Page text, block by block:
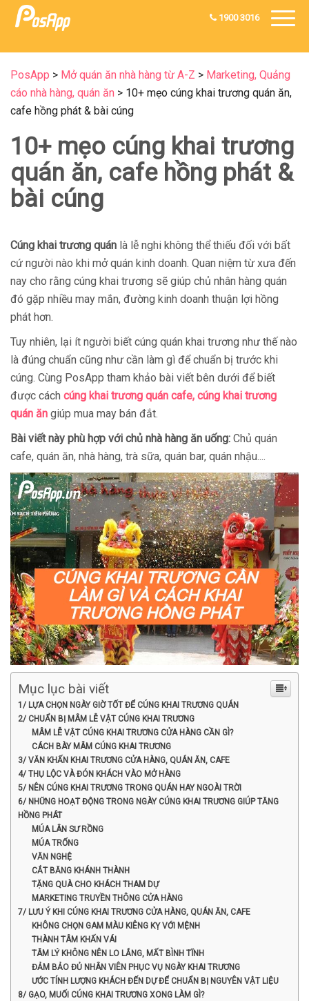
1900 3016
PosApp > Mở quán ăn nhà hàng từ A-Z > Marketing, Quảng
cáo nhà hàng, quán ăn > 10+ mẹo cúng khai trương quán ăn,
cafe hồng phát & bài cúng
10+ mẹo cúng khai trương
quán ăn, cafe hồng phát &
bài cúng
Cúng khai trương quán là lễ nghi không thể thiếu đối với bất
cứ người nào khi mở quán kinh doanh. Quan niệm từ xưa đến
nay cho rằng cúng khai trương sẽ giúp chủ nhân hàng quán
đó gặp nhiều may mắn, đường kinh doanh thuận lợi hồng
phát hơn.
Tuy nhiên, lại ít người biết cúng quán khai trương như thế nào
là đúng chuẩn cũng như cần làm gì để chuẩn bị trước khi
cúng. Cùng PosApp tham khảo bài viết bên dưới để biết
được cách cúng khai trương quán cafe, cúng khai trương
quán ăn giúp mua may bán đắt.
Bài viết này phù hợp với chủ nhà hàng ăn uống: Chủ quán
cafe, quán ăn, nhà hàng, trà sữa, quán bar, quán nhậu....
Mục lục bài viết
1/ LỰA CHỌN NGÀY GIỜ TỐT ĐỂ CÚNG KHAI TRƯƠNG QUÁN
2/ CHUẨN BỊ MÂM LỄ VẬT CÚNG KHAI TRƯƠNG
MÂM LỄ VẬT CÚNG KHAI TRƯƠNG CỬA HÀNG CẦN GÌ?
CÁCH BÀY MÂM CÚNG KHAI TRƯƠNG
3/ VĂN KHẤN KHAI TRƯƠNG CỬA HÀNG, QUÁN ĂN, CAFE
4/ THỤ LỘC VÀ ĐÓN KHÁCH VÀO MỞ HÀNG
5/ NÊN CÚNG KHAI TRƯƠNG TRONG QUÁN HAY NGOÀI TRỜI
6/ NHỮNG HOẠT ĐỘNG TRONG NGÀY CÚNG KHAI TRƯƠNG GIÚP TĂNG
HỒNG PHÁT
MÚA LÂN SƯ RỒNG
MÚA TRỐNG
VĂN NGHỆ
CẮT BĂNG KHÁNH THÀNH
TẶNG QUÀ CHO KHÁCH THAM DỰ
MARKETING TRUYỀN THÔNG CỬA HÀNG
7/ LƯU Ý KHI CÚNG KHAI TRƯƠNG CỬA HÀNG, QUÁN ĂN, CAFE
KHÔNG CHỌN GAM MÀU KIÊNG KỴ VỚI MỆNH
THÀNH TÂM KHẤN VÁI
TÂM LÝ KHÔNG NÊN LO LẮNG, MẤT BÌNH TĨNH
ĐẢM BẢO ĐỦ NHÂN VIÊN PHỤC VỤ NGÀY KHAI TRƯƠNG
ƯỚC TÍNH LƯỢNG KHÁCH ĐẾN DỰ ĐỂ CHUẨN BỊ NGUYÊN VẬT LIỆU
8/ GẠO, MUỐI CÚNG KHAI TRƯƠNG XONG LÀM GÌ?